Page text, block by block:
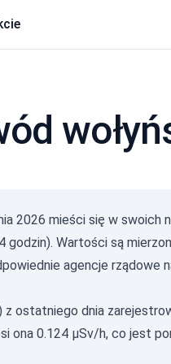
2026 mieści się w swoich
Wartości są
agencje rządowe
ostatniego dnia
ona 0.124 µSv/h, co jest
(µSv/h)
с/д 590
0.201-0.3 8
0.501-2 14